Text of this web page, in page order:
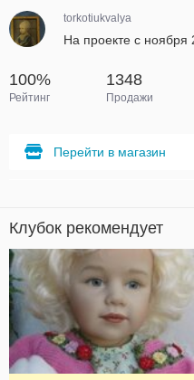
torkotiukvalya
На проекте с ноября
100%
Рейтинг
1348
Продажи
Перейти в магазин
Клубок рекомендует